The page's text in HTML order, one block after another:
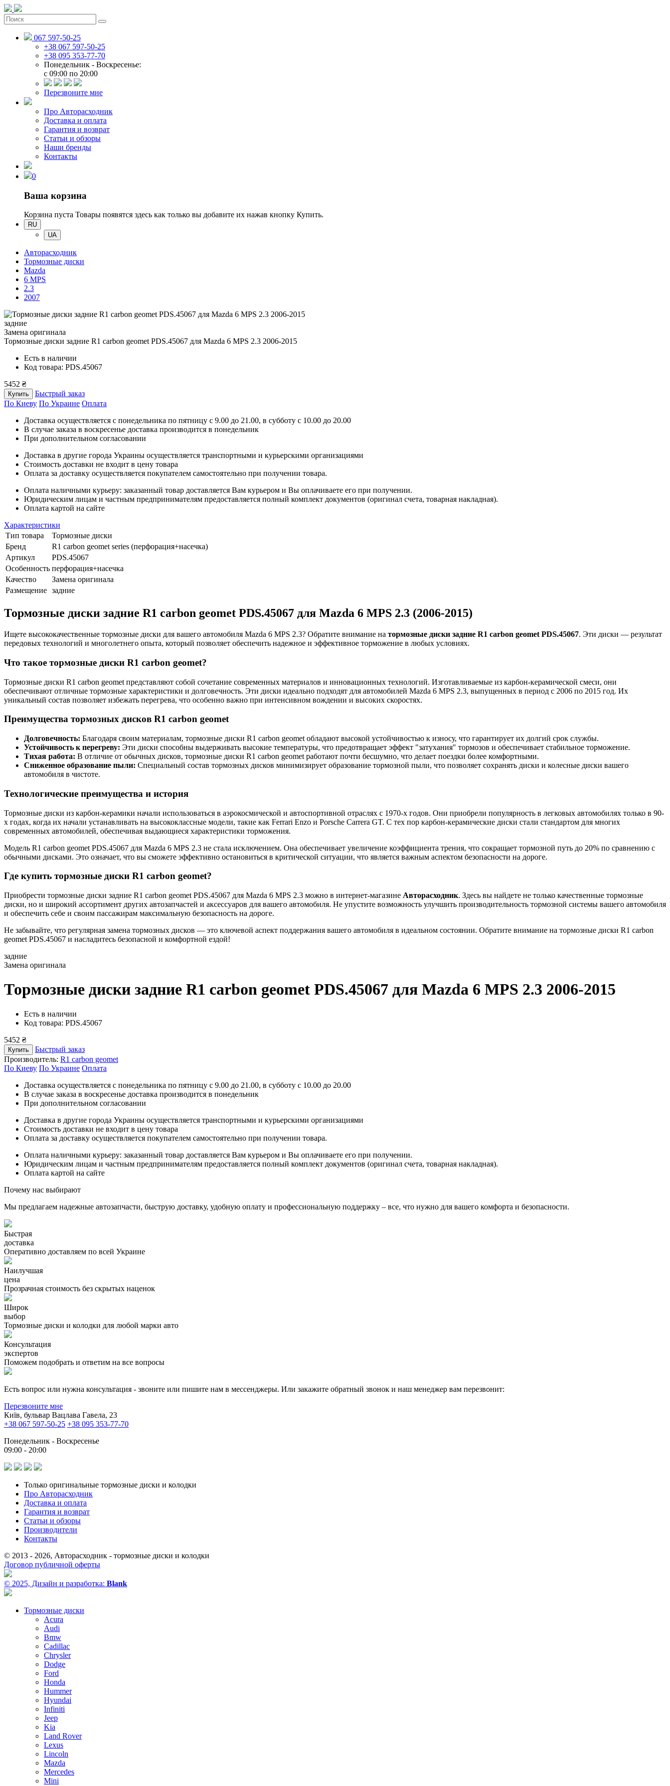
067 597-50-25
+38 067 597-50-25
+38 095 353-77-70
Понедельник - Воскресенье:
c 09:00 по 20:00
Перезвоните мне
Про Авторасходник
Доставка и оплата
Гарантия и возврат
Статьи и обзоры
Наши бренды
Контакты
0
Ваша корзина
Корзина пуста Товары появятся здесь как только вы добавите их нажав кнопку Купить.
RU
UA
Авторасходник
Тормозные диски
Mazda
6 MPS
2.3
2007
задние
Замена оригинала
Тормозные диски задние R1 carbon geomet PDS.45067 для Mazda 6 MPS 2.3 2006-2015
Есть в наличии
Код товара: PDS.45067
5452 ₴
Купить
Быстрый заказ
По Киеву По Украине Оплата
Доставка осуществляется с понедельника по пятницу с 9.00 до 21.00, в субботу с 10.00 до 20.00
В случае заказа в воскресенье доставка производится в понедельник
При дополнительном согласовании
Доставка в другие города Украины осуществляется транспортными и курьерскими организациями
Стоимость доставки не входит в цену товара
Оплата за доставку осуществляется покупателем самостоятельно при получении товара.
Оплата наличными курьеру: заказанный товар доставляется Вам курьером и Вы оплачиваете его при получении.
Юридическим лицам и частным предпринимателям предоставляется полный комплект документов (оригинал счета, товарная накладная).
Оплата картой на сайте
Характеристики
Тип товара
Тормозные диски
Бренд
R1 carbon geomet series (перфорация+насечка)
Артикул
PDS.45067
Особенность перфорация+насечка
Качество
Замена оригинала
Размещение задние
Тормозные диски задние R1 carbon geomet PDS.45067 для Mazda 6 MPS 2.3 (2006-2015)
Ищете высококачественные тормозные диски для вашего автомобиля Mazda 6 MPS 2.3? Обратите внимание на тормозные диски задние R1 carbon geomet PDS.45067. Эти диски — результат
передовых технологий и многолетнего опыта, который позволяет обеспечить надежное и эффективное торможение в любых условиях.
Что такое тормозные диски R1 carbon geomet?
Тормозные диски R1 carbon geomet представляют собой сочетание современных материалов и инновационных технологий. Изготавливаемые из карбон-керамической смеси, они
обеспечивают отличные тормозные характеристики и долговечность. Эти диски идеально подходят для автомобилей Mazda 6 MPS 2.3, выпущенных в период с 2006 по 2015 год. Их
уникальный состав позволяет избежать перегрева, что особенно важно при интенсивном вождении и высоких скоростях.
Преимущества тормозных дисков R1 carbon geomet
Долговечность: Благодаря своим материалам, тормозные диски R1 carbon geomet обладают высокой устойчивостью к износу, что гарантирует их долгий срок службы.
Устойчивость к перегреву: Эти диски способны выдерживать высокие температуры, что предотвращает эффект "затухания" тормозов и обеспечивает стабильное торможение.
Тихая работа: В отличие от обычных дисков, тормозные диски R1 carbon geomet работают почти бесшумно, что делает поездки более комфортными.
Сниженное образование пыли: Специальный состав тормозных дисков минимизирует образование тормозной пыли, что позволяет сохранять диски и колесные диски вашего
автомобиля в чистоте.
Технологические преимущества и история
Тормозные диски из карбон-керамики начали использоваться в аэрокосмической и автоспортивной отраслях с 1970-х годов. Они приобрели популярность в легковых автомобилях только в 90-
х годах, когда их начали устанавливать на высококлассные модели, такие как Ferrari Enzo и Porsche Carrera GT. С тех пор карбон-керамические диски стали стандартом для многих
современных автомобилей, обеспечивая выдающиеся характеристики торможения.
Модель R1 carbon geomet PDS.45067 для Mazda 6 MPS 2.3 не стала исключением. Она обеспечивает увеличение коэффициента трения, что сокращает тормозной путь до 20% по сравнению с
обычными дисками. Это означает, что вы сможете эффективно остановиться в критической ситуации, что является важным аспектом безопасности на дороге.
Где купить тормозные диски R1 carbon geomet?
Приобрести тормозные диски задние R1 carbon geomet PDS.45067 для Mazda 6 MPS 2.3 можно в интернет-магазине Авторасходник. Здесь вы найдете не только качественные тормозные
диски, но и широкий ассортимент других автозапчастей и аксессуаров для вашего автомобиля. Не упустите возможность улучшить производительность тормозной системы вашего автомобиля
и обеспечить себе и своим пассажирам максимальную безопасность на дороге.
Не забывайте, что регулярная замена тормозных дисков — это ключевой аспект поддержания вашего автомобиля в идеальном состоянии. Обратите внимание на тормозные диски R1 carbon
geomet PDS.45067 и насладитесь безопасной и комфортной ездой!
задние
Замена оригинала
Тормозные диски задние R1 carbon geomet PDS.45067 для Mazda 6 MPS 2.3 2006-2015
Есть в наличии
Код товара: PDS.45067
5452 ₴
Купить
Быстрый заказ
Производитель: R1 carbon geomet
По Киеву По Украине Оплата
Доставка осуществляется с понедельника по пятницу с 9.00 до 21.00, в субботу с 10.00 до 20.00
В случае заказа в воскресенье доставка производится в понедельник
При дополнительном согласовании
Доставка в другие города Украины осуществляется транспортными и курьерскими организациями
Стоимость доставки не входит в цену товара
Оплата за доставку осуществляется покупателем самостоятельно при получении товара.
Оплата наличными курьеру: заказанный товар доставляется Вам курьером и Вы оплачиваете его при получении.
Юридическим лицам и частным предпринимателям предоставляется полный комплект документов (оригинал счета, товарная накладная).
Оплата картой на сайте
Почему нас выбирают
Мы предлагаем надежные автозапчасти, быструю доставку, удобную оплату и профессиональную поддержку – все, что нужно для вашего комфорта и безопасности.
Быстрая
доставка
Оперативно доставляем по всей Украине
Наилучшая
цена
Прозрачная стоимость без скрытых наценок
Широк
выбор
Тормозные диски и колодки для любой марки авто
Консультация
экспертов
Поможем подобрать и ответим на все вопросы
Есть вопрос или нужна консультация - звоните или пишите нам в мессенджеры. Или закажите обратный звонок и наш менеджер вам перезвонит:
Перезвоните мне
Київ, бульвар Вацлава Гавела, 23
+38 067 597-50-25 +38 095 353-77-70
Понедельник - Воскресенье
09:00 - 20:00
Только оригинальные тормозные диски и колодки
Про Авторасходник
Доставка и оплата
Гарантия и возврат
Статьи и обзоры
Производители
Контакты
© 2013 - 2026, Авторасходник - тормозные диски и колодки
Договор публичной оферты
© 2025, Дизайн и разработка: Blank
Тормозные диски
Acura
Audi
Bmw
Cadillac
Chrysler
Dodge
Ford
Honda
Hummer
Hyundai
Infiniti
Jeep
Kia
Land Rover
Lexus
Lincoln
Mazda
Mercedes
Mini